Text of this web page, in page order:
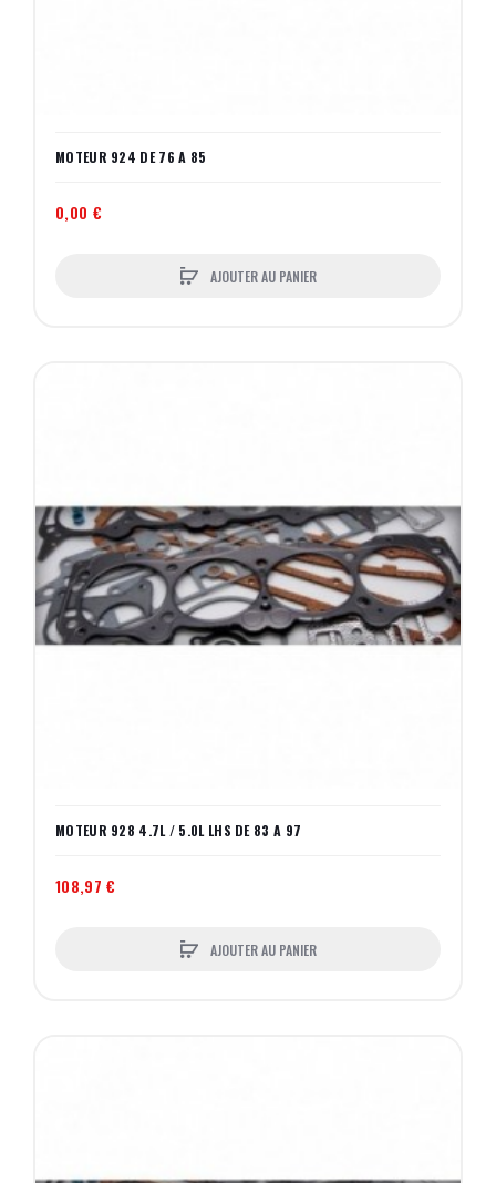
MOTEUR 924 DE 76 A 85
0,00 €
AJOUTER AU PANIER
MOTEUR 928 4.7L / 5.0L LHS DE 83 A 97
108,97 €
AJOUTER AU PANIER